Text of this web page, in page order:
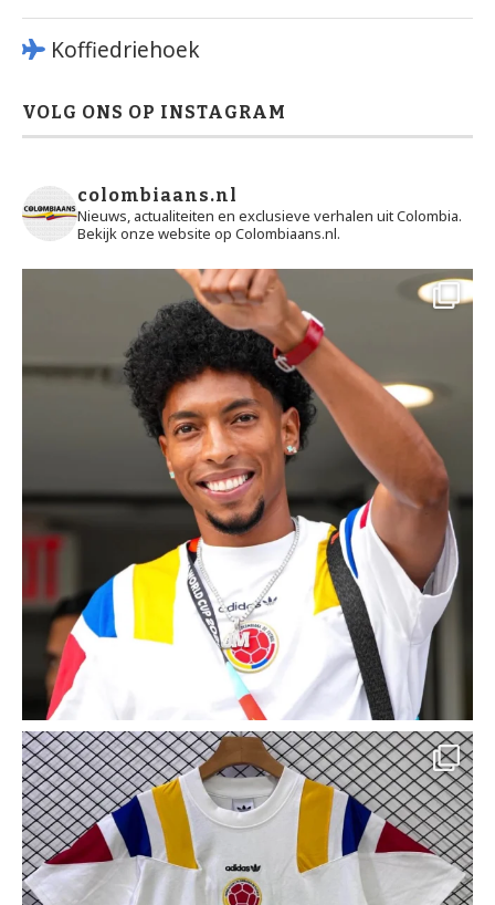
Koffiedriehoek
VOLG ONS OP INSTAGRAM
colombiaans.nl
Nieuws, actualiteiten en exclusieve verhalen uit Colombia.
Bekijk onze website op Colombiaans.nl.